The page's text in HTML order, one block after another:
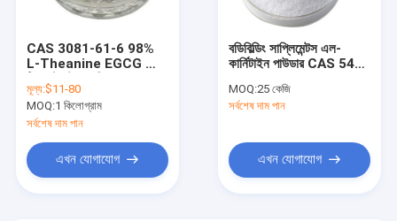
CAS 3081-61-6 98%
L-Theanine EGCG গ্রিন
পাউডার
মূল্য:$11-80
MOQ:1 কিলোগ্রাম
সর্বশেষ দাম পান
এখন যোগাযোগ
বডিবিল্ডিং সাপ্লিমেন্টস এল-
কার্নিটাইন পাউডার CAS 541-
MOQ:25 কেজি
সর্বশেষ দাম পান
এখন যোগাযোগ